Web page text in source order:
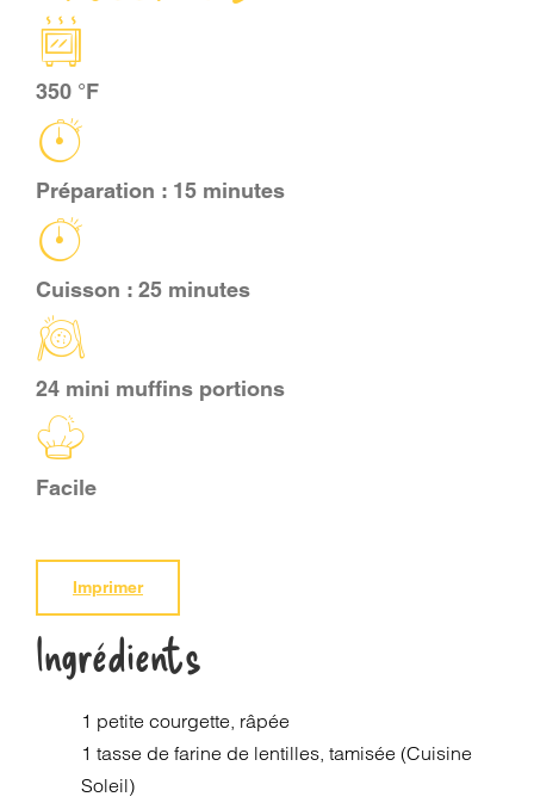
350 °F
Préparation : 15 minutes
Cuisson : 25 minutes
24 mini muffins portions
Facile
Imprimer
Ingrédients
1 petite courgette, râpée
1 tasse de farine de lentilles, tamisée (Cuisine
Soleil)